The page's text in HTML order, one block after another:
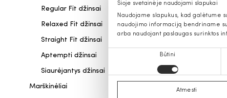
Šioje svetainėje naudojami slapukai
Naudojame slapukus, kad galėtume
naudojimo informaciją bendriname
arba naudojant paslaugas surinktos
Būtini
Atmesti
Regular Fit džinsai
Relaxed Fit džinsai
Straight Fit džinsai
Aptempti džinsai
Siaurėjantys džinsai
Marškinėliai